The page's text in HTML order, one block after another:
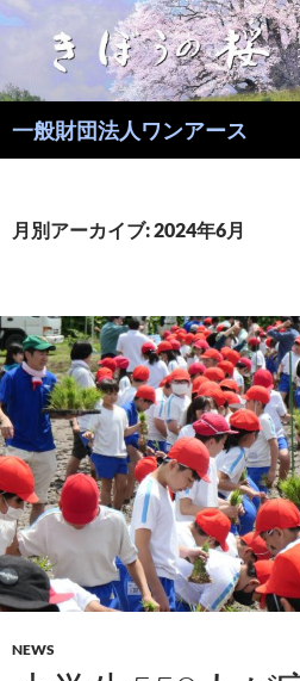
コ
ン
ツ
へ
ッ
一般財団法人ワンアース
月別アーカイブ: 2024年6月
NEWS